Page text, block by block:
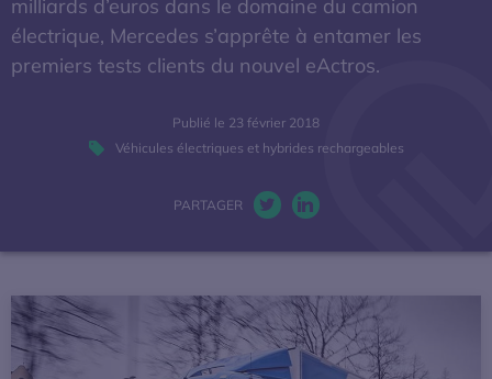
AFIREV
BAROMÈTRE EXPERTS'OUVRE DANS UNE
L’Avere-France
Baromètres
milliards d’euros dans le domaine du camion
électrique, Mercedes s’apprête à entamer les
premiers tests clients du nouvel eActros.
Publié le 23 février 2018
Véhicules électriques et hybrides rechargeables
PARTAGER